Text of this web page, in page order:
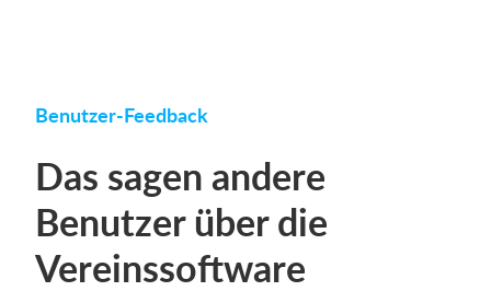
Benutzer-Feedback
Das sagen andere
Benutzer über die
Vereinssoftware